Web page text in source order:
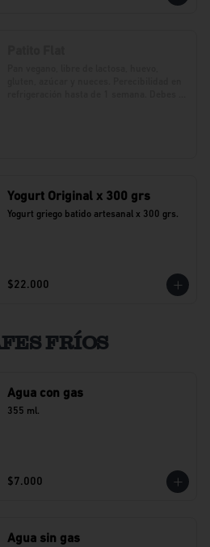
Yogurt Original x 300 grs
Yogurt griego batido artesanal x 300 grs.
$22.000
FRÍOS
Agua con gas
355 ml.
$7.000
Agua sin gas